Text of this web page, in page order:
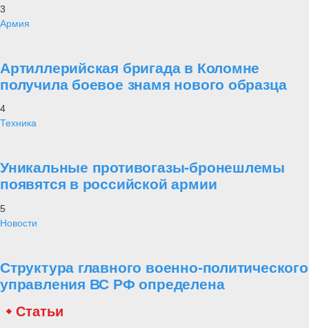
3
Армия
Артиллерийская бригада в Коломне
получила боевое знамя нового образца
4
Техника
Уникальные противогазы-бронешлемы
появятся в российской армии
5
Новости
Структура главного военно-политического
управления ВС РФ определена
Статьи